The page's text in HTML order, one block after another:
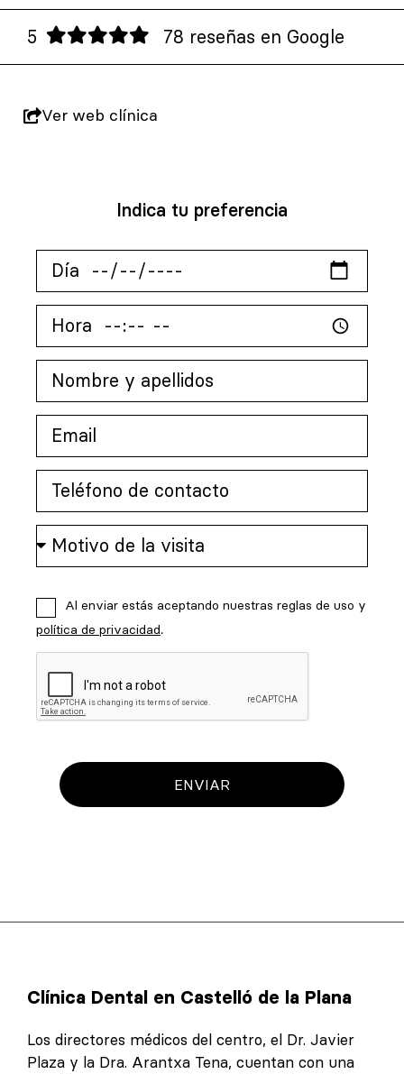
5 78 reseñas en Google
Ver web clínica
Indica tu preferencia
Al enviar estás aceptando nuestras reglas de uso y
política de privacidad.
ENVIAR
Clínica Dental en Castelló de la Plana
Los directores médicos del centro, el Dr. Javier
Plaza y la Dra. Arantxa Tena, cuentan con una